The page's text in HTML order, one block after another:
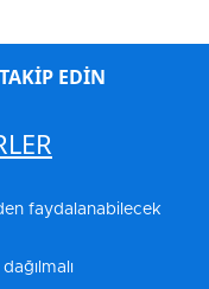
EDİN
faydalanabilecek